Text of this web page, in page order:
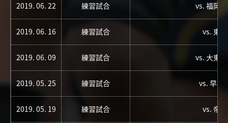
2019. 06. 22 練習試合 vs. 福岡
2019. 06. 16 練習試合 vs. 東
2019. 06. 09 練習試合 vs. 大東
2019. 05. 25 練習試合 vs. 早稲
2019. 05. 19 練習試合 vs. 帝